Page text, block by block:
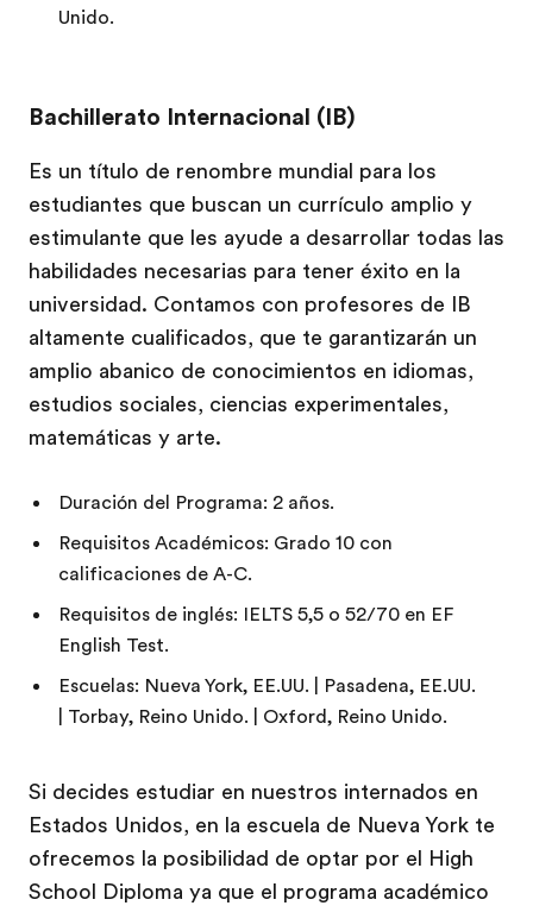
Unido.
Bachillerato Internacional (IB)
Es un título de renombre mundial para los
estudiantes que buscan un currículo amplio y
estimulante que les ayude a desarrollar todas las
habilidades necesarias para tener éxito en la
universidad. Contamos con profesores de IB
altamente cualificados, que te garantizarán un
amplio abanico de conocimientos en idiomas,
estudios sociales, ciencias experimentales,
matemáticas y arte.
Duración del Programa: 2 años.
Requisitos Académicos: Grado 10 con
calificaciones de A-C.
Requisitos de inglés: IELTS 5,5 o 52/70 en EF
English Test.
Escuelas: Nueva York, EE.UU. | Pasadena, EE.UU.
| Torbay, Reino Unido. | Oxford, Reino Unido.
Si decides estudiar en nuestros internados en
Estados Unidos, en la escuela de Nueva York te
ofrecemos la posibilidad de optar por el High
School Diploma ya que el programa académico